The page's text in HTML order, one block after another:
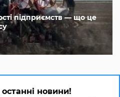
підприємств — що це
новини!